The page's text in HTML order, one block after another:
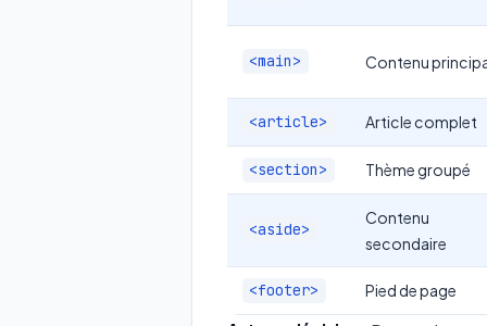
<main> Contenu
<article> Article complet
<section> Thème groupé
<aside>
Contenu
secondaire
<footer> Pied de page